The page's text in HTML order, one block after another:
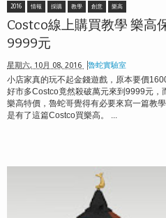
2016 情報 採購 教學 創意 樂高
Costco線上購買教學 樂高
9999元
星期六, 10月 08, 2016 魯蛇實驗室
小店家真的玩不起金錢遊戲，原本要價
好市多Costco竟然殺破萬元來到9999元，
樂高特價，魯蛇哥覺得有必要來寫一篇教
是有了這篇Costco買樂高。 ...